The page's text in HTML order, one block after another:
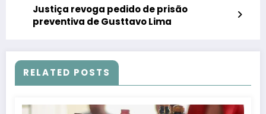
Justiça revoga pedido de prisão
preventiva de Gusttavo Lima
RELATED POSTS